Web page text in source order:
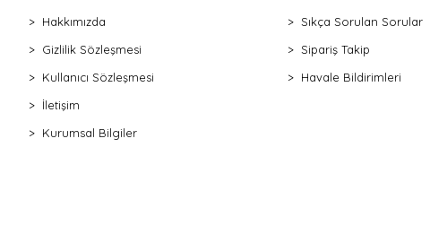
Hakkımızda
Gizlilik Sözleşmesi
Kullanıcı Sözleşmesi
İletişim
Kurumsal Bilgiler
Sıkça Sorulan Sorular
Sipariş Takip
Havale Bildirimleri